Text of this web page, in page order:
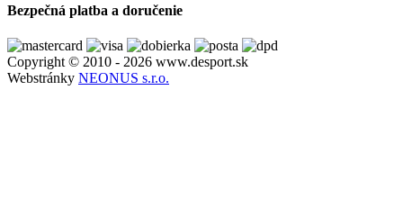
Bezpečná platba a doručenie
Copyright © 2010 - 2026 www.desport.sk
Webstránky NEONUS s.r.o.